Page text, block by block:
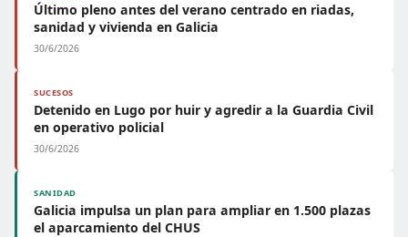
Último pleno antes del verano centrado en riadas,
sanidad y vivienda en Galicia
30/6/2026
SUCESOS
Detenido en Lugo por huir y agredir a la Guardia Civil
en operativo policial
30/6/2026
SANIDAD
Galicia impulsa un plan para ampliar en 1.500 plazas
el aparcamiento del CHUS